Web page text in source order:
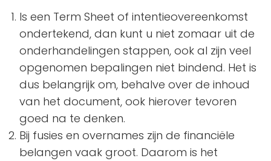
Is een Term Sheet of intentieovereenkomst
ondertekend, dan kunt u niet zomaar uit de
onderhandelingen stappen, ook al zijn veel
opgenomen bepalingen niet bindend. Het is
dus belangrijk om, behalve over de inhoud
van het document, ook hierover tevoren
goed na te denken.
Bij fusies en overnames zijn de financiële
belangen vaak groot. Daarom is het